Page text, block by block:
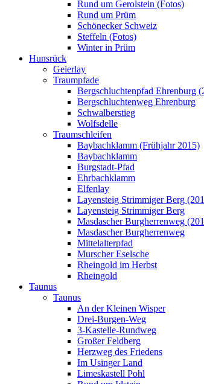
Rund um Gerolstein (Fotos)
Rund um Prüm
Schönecker Schweiz
Steffeln (Fotos)
Winter in Prüm
Hunsrück
Geierlay
Traumpfade
Bergschluchtenpfad Ehrenburg
Bergschluchtenweg Ehrenburg
Schwalberstieg
Wolfsdelle
Traumschleifen
Baybachklamm (Frühjahr 2015)
Baybachklamm
Burgstadt-Pfad
Ehrbachklamm
Elfenlay
Layensteig Strimmiger Berg
Layensteig Strimmiger Berg
Masdascher Burgherrenweg
Masdascher Burgherrenweg
Mittelalterpfad
Murscher Eselsche
Rheingold im Herbst
Rheingold
Taunus
Taunus
An der Kleinen Wisper
Drei-Burgen-Weg
3-Kastelle-Rundweg
Großer Feldberg
Herzweg des Friedens
Im Usinger Land
Limeskastell Pohl